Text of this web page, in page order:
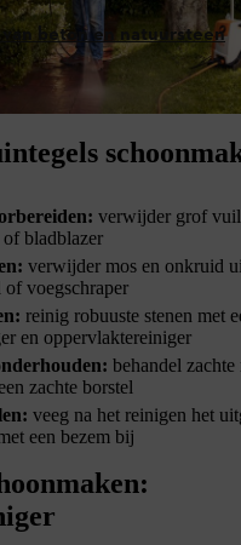
beton en natuursteen
verwijder grof vuil
of bladblazer
verwijder mos en onkruid
of voegschraper
reinig robuuste stenen met
en oppervlaktereiniger
behandel zachte
zachte borstel
veeg na het reinigen het
een bezem bij